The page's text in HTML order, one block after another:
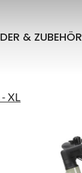
& ZUBEHÖR
XL